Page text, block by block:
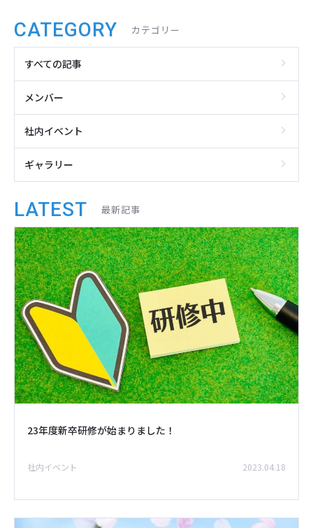
CATEGORY カテゴリー
すべての記事
メンバー
社内イベント
ギャラリー
LATEST 最新記事
23年度新卒研修が始まりました！
社内イベント 2023.04.18